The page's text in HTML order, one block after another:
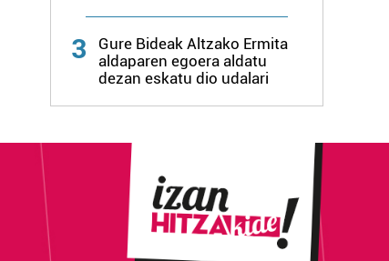
3
Gure Bideak Altzako Ermita
aldaparen egoera aldatu
dezan eskatu dio udalari